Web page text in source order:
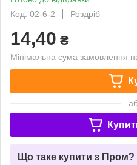
Код: 02-6-2
Роздріб
14,40 ₴
Мінімальна сума замовлення
Що таке купити з Пром?